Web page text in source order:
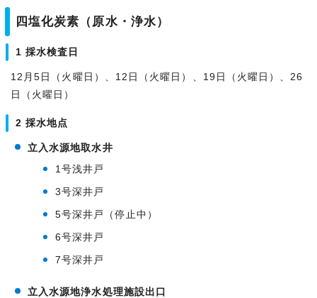
四塩化炭素（原水・浄水）
1 採水検査日
12月5日（火曜日）、12日（火曜日）、19日（火曜日）、26
日（火曜日）
2 採水地点
立入水源地取水井
1号浅井戸
3号深井戸
5号深井戸（停止中）
6号深井戸
7号深井戸
立入水源地浄水処理施設出口